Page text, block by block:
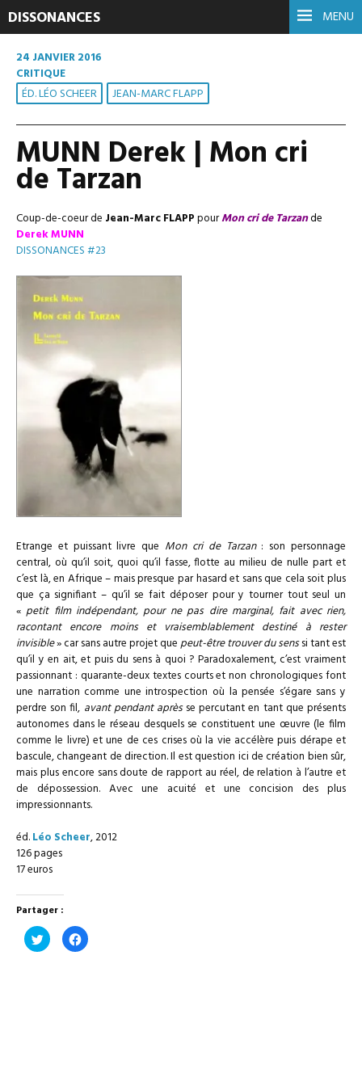
MENU
DISSONANCES
24 JANVIER 2016
CRITIQUE
ÉD. LÉO SCHEER JEAN-MARC FLAPP
MUNN Derek | Mon cri
de Tarzan
Coup-de-coeur de Jean-Marc FLAPPpourMon cri de Tarzande
DerekMUNN
DISSONANCES #23
Etrange et puissant livre que Mon cri de Tarzan: son personnage
central, où qu’il soit, quoi qu’il fasse, flotte au milieu de nulle part et
c’est là, en Afrique – mais presque par hasard et sans que cela soit plus
que ça signifiant – qu’il se fait déposer pour y tourner tout seul un
«petit film indépendant, pour ne pas dire marginal, fait avec rien,
racontant encore moins et vraisemblablement destiné à rester
invisible» car sans autre projet quepeut-être trouver du senssi tant est
qu’il y en ait, et puis du sens à quoi ? Paradoxalement, c’est vraiment
passionnant : quarante-deux textes courts et non chronologiques font
une narration comme une introspection où la pensée s’égare sans y
perdre son fil, avant pendant aprèsse percutant en tant que présents
autonomes dans le réseau desquels se constituent une œuvre (le film
comme le livre) et une de ces crises où la vie accélère puis dérape et
bascule, changeant de direction. Il est question ici de création bien sûr,
mais plus encore sans doute de rapport au réel, de relation à l’autre et
de dépossession. Avec une acuité et une concision des plus
impressionnants.
éd.Léo Scheer, 2012
126 pages
17 euros
Partager :
Cliquez
pour
partager
Cliquez
pour